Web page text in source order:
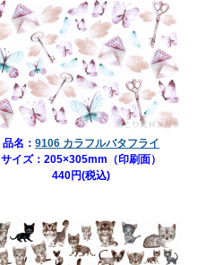
品名： 9106 カラフルバタフライ
サイズ：205×305mm（印刷面）
440円(税込)